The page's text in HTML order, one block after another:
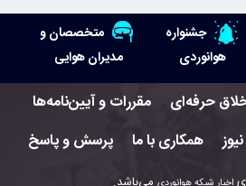
موتورهای هواپیما شد
سمنان
آموزش رایگان و حقوق ۱۲۷ هزار دلاری
جشنواره
هوانوردی
متخصصان و
مدیران هوایی
حرفه‌ای
مقررات و آیین‌نامه‌ها
همکاری با ما پرسش و پاسخ
اخبار شبکه هوانوردی می‌باشد.